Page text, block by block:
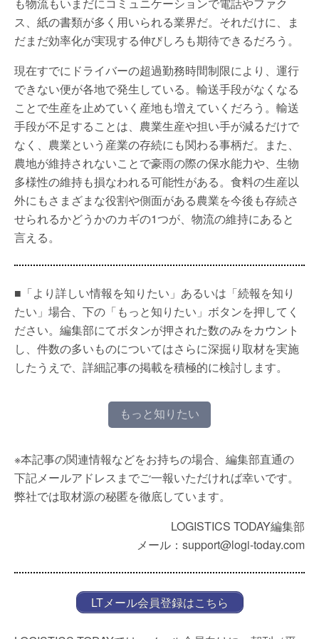
ス、紙の書類が多く用いられる業界だ。それだけに、ま
だまだ効率化が実現する伸びしろも期待できるだろう。
現在すでにドライバーの超過勤務時間制限により、運行
できない便が各地で発生している。輸送手段がなくなる
ことで生産を止めていく産地も増えていくだろう。輸送
手段が不足することは、農業生産や担い手が減るだけで
なく、農業という産業の存続にも関わる事柄だ。また、
農地が維持されないことで豪雨の際の保水能力や、生物
多様性の維持も損なわれる可能性がある。食料の生産以
外にもさまざまな役割や側面がある農業を今後も存続さ
せられるかどうかのカギの1つが、物流の維持にあると
言える。
■「より詳しい情報を知りたい」あるいは「続報を知り
たい」場合、下の「もっと知りたい」ボタンを押してく
ださい。編集部にてボタンが押された数のみをカウント
し、件数の多いものについてはさらに深掘り取材を実施
したうえで、詳細記事の掲載を積極的に検討します。
もっと知りたい
※本記事の関連情報などをお持ちの場合、編集部直通の
下記メールアドレスまでご一報いただければ幸いです。
弊社では取材源の秘匿を徹底しています。
LOGISTICS TODAY編集部
メール：support@logi-today.com
LTメール会員登録はこちら